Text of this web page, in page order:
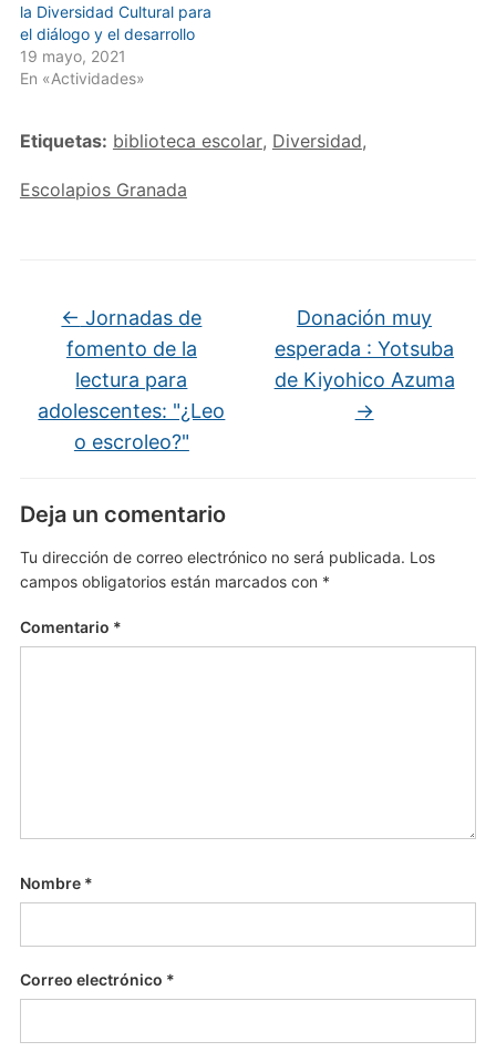
la Diversidad Cultural para
el diálogo y el desarrollo
19 mayo, 2021
En «Actividades»
Etiquetas: biblioteca escolar, Diversidad,
Escolapios Granada
← Jornadas de
fomento de la
lectura para
adolescentes: "¿Leo
o escroleo?"
Donación muy
esperada : Yotsuba
de Kiyohico Azuma
→
Deja un comentario
Tu dirección de correo electrónico no será publicada. Los
campos obligatorios están marcados con *
Comentario *
Nombre *
Correo electrónico *